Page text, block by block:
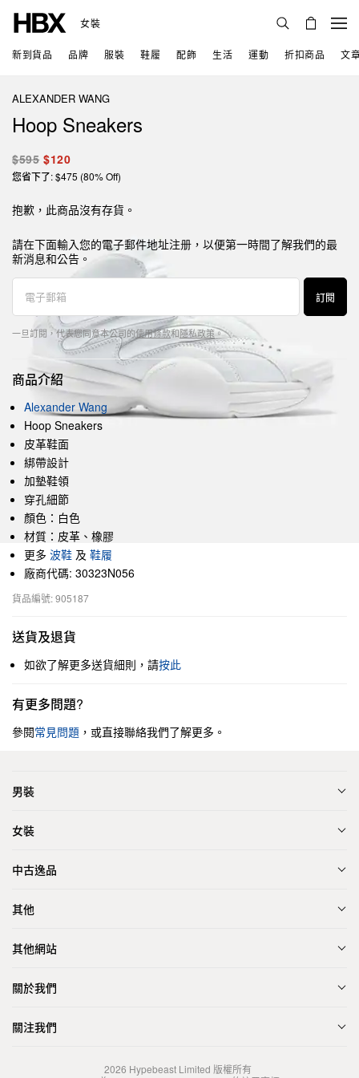
女裝
新到貨品 品牌 服裝 鞋履 配飾 生活 運動 折扣商品 文
ALEXANDER WANG
Hoop Sneakers
$595 $120
您省下了: $475 (80% Off)
抱歉，此商品沒有存貨。
請在下面輸入您的電子郵件地址注册，以便第一時間了解我們的最
新消息和公告。
訂閱
一旦訂閱，代表您同意本公司的使用條款和隱私政策。
商品介紹
Alexander Wang
Hoop Sneakers
皮革鞋面
綁帶設計
加墊鞋領
穿孔細節
顏色：白色
材質：皮革、橡膠
更多 波鞋 及 鞋履
廠商代碼: 30323N056
貨品編號: 905187
送貨及退貨
如欲了解更多送貨細則，請按此
有更多問題?
參閱常見問題 ，或直接聯絡我們了解更多。
男裝
女裝
中古逸品
其他
其他網站
關於我們
關注我們
2026 Hypebeast Limited 版權所有